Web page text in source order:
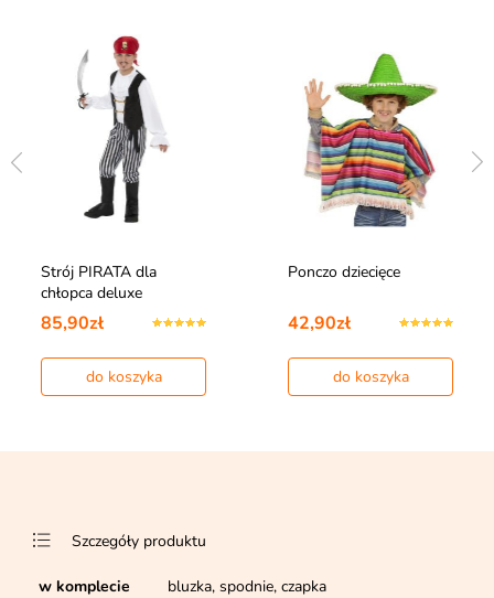
Strój PIRATA dla
chłopca deluxe
85,90zł
do koszyka
Ponczo dziecięce
42,90zł
do koszyka
Szczegóły produktu
w komplecie bluzka, spodnie, czapka